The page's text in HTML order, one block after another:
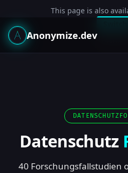
This page is also
Anonymize.dev
Datenschutz
40 Forschungsfallstudien